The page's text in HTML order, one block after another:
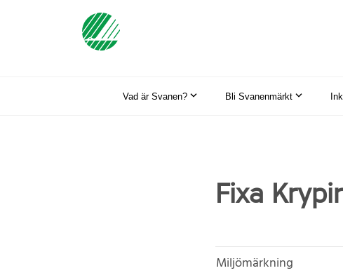
Vad är Svanen? Bli Svanenmärkt
Fixa
Miljömärkning